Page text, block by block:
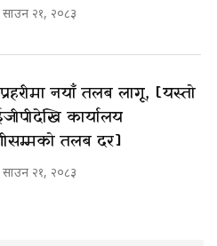
साउन २१, २०८३
नयाँ तलब लागू, [यस्तो
कार्यालय
तलब दर]
साउन २१, २०८३